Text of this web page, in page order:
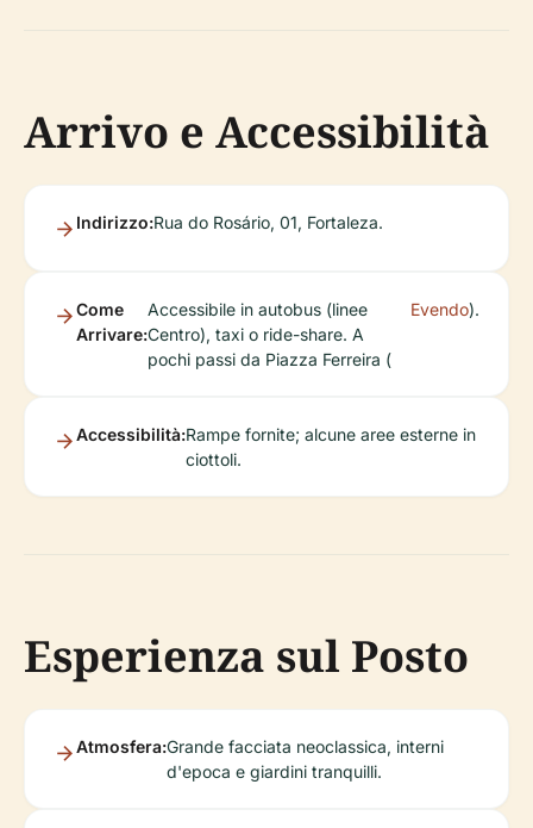
Arrivo e Accessibilità
Indirizzo:Rua do Rosário, 01, Fortaleza.
Come
Arrivare:
Accessibile in autobus (linee
Centro), taxi o ride-share. A
pochi passi da Piazza Ferreira (
Evendo).
Accessibilità:Rampe fornite; alcune aree esterne in
ciottoli.
Esperienza sul Posto
Atmosfera:Grande facciata neoclassica, interni
d'epoca e giardini tranquilli.